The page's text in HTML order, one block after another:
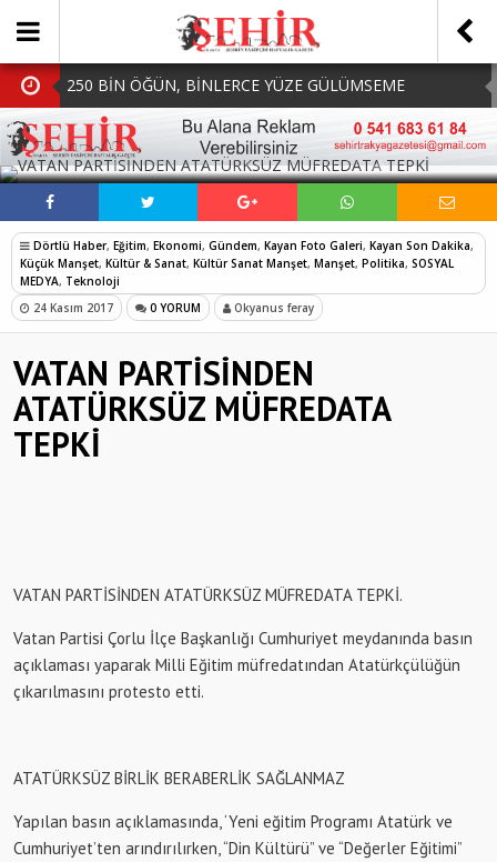
250 BİN ÖĞÜN, BİNLERCE YÜZE GÜLÜMSEME
BAŞKAN MÜGE YILDIZ TOPAK: ‘SOSYAL
BELEDİYECİLİKTE HİÇBİR HEMŞERİMİZİ YALNIZ
BIRAKMIYORUZ!’
MHP Çorlu İlçe Teşkilatında Yeni Dönem Başladı:
Mazbatalar Alındı
Dolu Vurdu, Büyükşehir Üreticiyi Yalnız Bırakmadı
SOFRALARDA BEREKETİ, GÖNÜLLERDE DAYANIŞMAYI
BÜYÜTÜYORUZ!
SOSYAL MEDYADA PAYLAŞ
Dörtlü Haber, Eğitim, Ekonomi, Gündem, Kayan Foto Galeri, Kayan Son Dakika,
Küçük Manşet, Kültür & Sanat, Kültür Sanat Manşet, Manşet, Politika, SOSYAL
MEDYA, Teknoloji
24 Kasım 2017
0 YORUM Okyanus feray
VATAN PARTİSİNDEN
ATATÜRKSÜZ MÜFREDATA
TEPKİ
VATAN PARTİSİNDEN ATATÜRKSÜZ MÜFREDATA TEPKİ.
Vatan Partisi Çorlu İlçe Başkanlığı Cumhuriyet meydanında basın
açıklaması yaparak Milli Eğitim müfredatından Atatürkçülüğün
çıkarılmasını protesto etti.
ATATÜRKSÜZ BİRLİK BERABERLİK SAĞLANMAZ
Yapılan basın açıklamasında, ‘Yeni eğitim Programı Atatürk ve
Cumhuriyet’ten arındırılırken, “Din Kültürü” ve “Değerler Eğitimi”